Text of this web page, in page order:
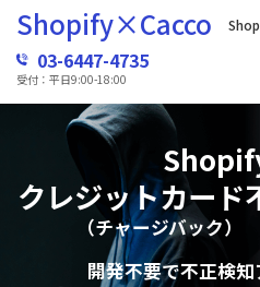
Shopify×Cacco
03-6447-4735
受付：平日9:00-18:00
クレジットカード
（チャージバック）
開発不要で不正検